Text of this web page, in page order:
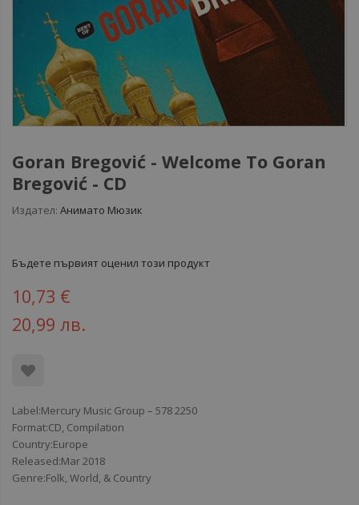
Goran Bregović ‎- Welcome To Goran
Bregović - CD
Издател: Анимато Мюзик
Бъдете първият оценил този продукт
10,73 €
20,99 лв.
Label:Mercury Music Group ‎– 578 2250
Format:CD, Compilation
Country:Europe
Released:Mar 2018
Genre:Folk, World, & Country